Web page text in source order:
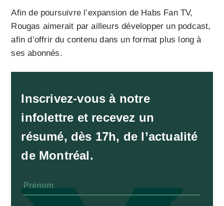
Afin de poursuivre l’expansion de Habs Fan TV,
Rougas aimerait par ailleurs développer un podcast,
afin d’offrir du contenu dans un format plus long à
ses abonnés.
Inscrivez-vous à notre
infolettre et recevez un
résumé, dès 17h, de l’actualité
de Montréal.